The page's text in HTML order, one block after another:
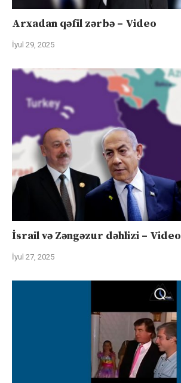
Arxadan qəfil zərbə – Video
İyul 29, 2025
İsrail və Zəngəzur dəhlizi – Video
İyul 27, 2025